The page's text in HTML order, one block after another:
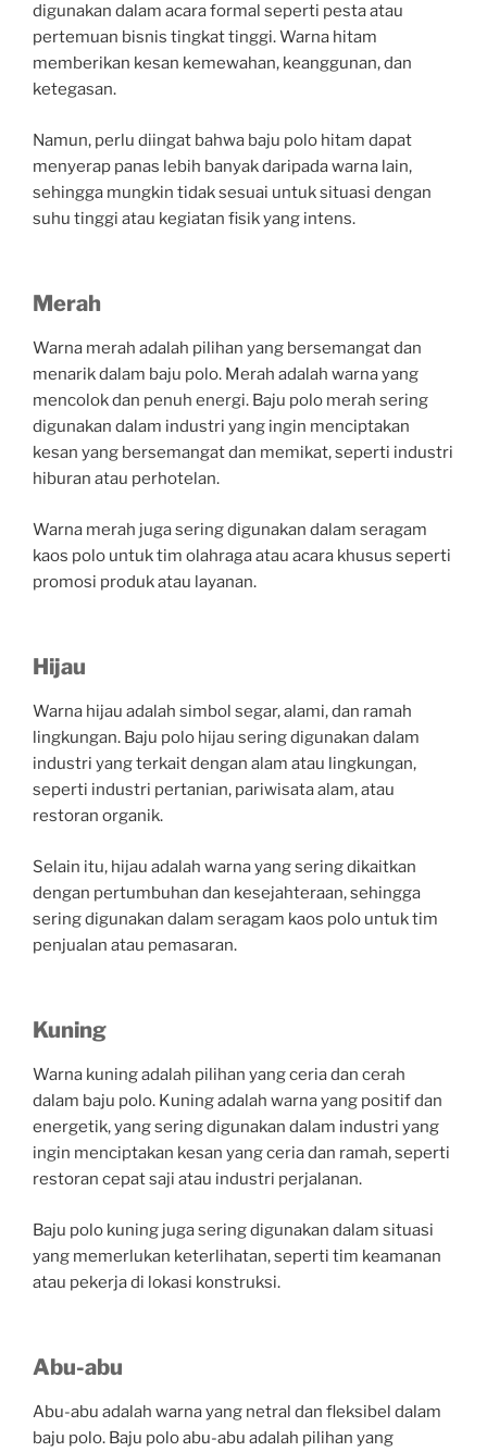
digunakan dalam acara formal seperti pesta atau
pertemuan bisnis tingkat tinggi. Warna hitam
memberikan kesan kemewahan, keanggunan, dan
ketegasan.
Namun, perlu diingat bahwa baju polo hitam dapat
menyerap panas lebih banyak daripada warna lain,
sehingga mungkin tidak sesuai untuk situasi dengan
suhu tinggi atau kegiatan fisik yang intens.
Merah
Warna merah adalah pilihan yang bersemangat dan
menarik dalam baju polo. Merah adalah warna yang
mencolok dan penuh energi. Baju polo merah sering
digunakan dalam industri yang ingin menciptakan
kesan yang bersemangat dan memikat, seperti industri
hiburan atau perhotelan.
Warna merah juga sering digunakan dalam seragam
kaos polo untuk tim olahraga atau acara khusus seperti
promosi produk atau layanan.
Hijau
Warna hijau adalah simbol segar, alami, dan ramah
lingkungan. Baju polo hijau sering digunakan dalam
industri yang terkait dengan alam atau lingkungan,
seperti industri pertanian, pariwisata alam, atau
restoran organik.
Selain itu, hijau adalah warna yang sering dikaitkan
dengan pertumbuhan dan kesejahteraan, sehingga
sering digunakan dalam seragam kaos polo untuk tim
penjualan atau pemasaran.
Kuning
Warna kuning adalah pilihan yang ceria dan cerah
dalam baju polo. Kuning adalah warna yang positif dan
energetik, yang sering digunakan dalam industri yang
ingin menciptakan kesan yang ceria dan ramah, seperti
restoran cepat saji atau industri perjalanan.
Baju polo kuning juga sering digunakan dalam situasi
yang memerlukan keterlihatan, seperti tim keamanan
atau pekerja di lokasi konstruksi.
Abu-abu
Abu-abu adalah warna yang netral dan fleksibel dalam
baju polo. Baju polo abu-abu adalah pilihan yang